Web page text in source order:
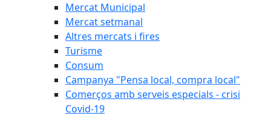
Mercat Municipal
Mercat setmanal
Altres mercats i fires
Turisme
Consum
Campanya "Pensa local, compra local"
Comerços amb serveis especials - crisi
Covid-19